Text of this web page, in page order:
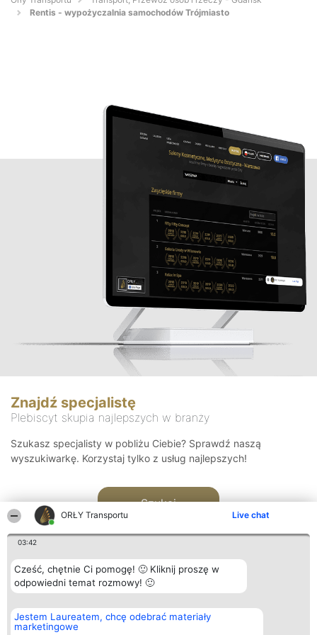
ORŁY Transportu Live chat
03:42
Cześć, chętnie Ci pomogę! 🙂 Kliknij proszę w
odpowiedni temat rozmowy! 🙂
Jestem Laureatem, chcę odebrać materiały
marketingowe
Rentis - wypożyczalnia samochodów Trójmiasto
Znajdź specjalistę
Plebiscyt skupia najlepszych w branży
Szukasz specjalisty w pobliżu Ciebie? Sprawdź naszą
wyszukiwarkę. Korzystaj tylko z usług najlepszych!
Szukaj
Organizator plebiscytu
Bright Side Solutions sp. z o.
o. sp. k.
Plebiscyt
Laureaci
Kontakt
Kontakt